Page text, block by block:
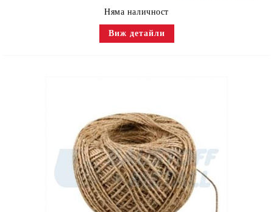
Няма наличност
Виж детайли